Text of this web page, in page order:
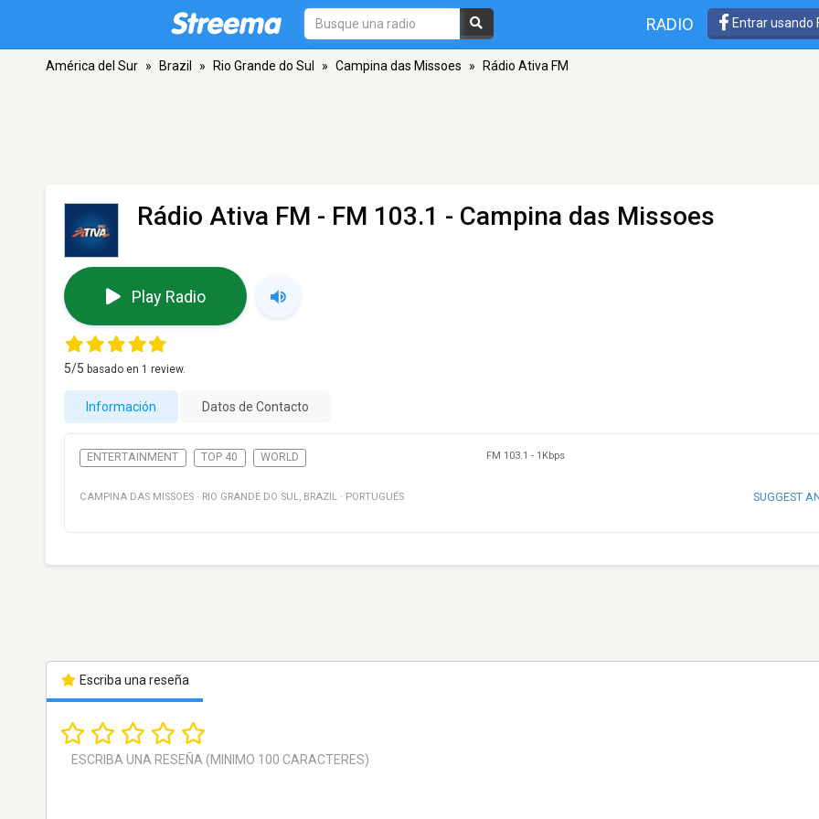
RADIO Entrar usando
América del Sur » Brazil » Rio Grande do Sul » Campina das Missoes » Rádio Ativa FM
Rádio Ativa FM - FM 103.1 - Campina das Missoes
Play Radio
5/5 basado en 1 review.
Información Datos de Contacto
ENTERTAINMENT TOP 40 WORLD FM 103.1 - 1Kbps
CAMPINA DAS MISSOES · RIO GRANDE DO SUL, BRAZIL · PORTUGUÉS SUGGEST
Escriba una reseña